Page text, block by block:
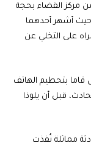
مركز القضاء بحجة
حيث أشهر أحدهما
على التخلي عن
قاما بتحطيم الهاتف
قبل أن يلوذا
مماثلة نُفذت